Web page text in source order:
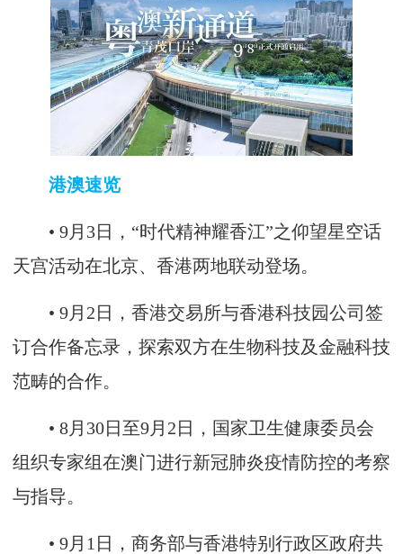
港澳速览
• 9月3日，“时代精神耀香江”之仰望星空话
天宫活动在北京、香港两地联动登场。
• 9月2日，香港交易所与香港科技园公司签
订合作备忘录，探索双方在生物科技及金融科技
范畴的合作。
• 8月30日至9月2日，国家卫生健康委员会
组织专家组在澳门进行新冠肺炎疫情防控的考察
与指导。
• 9月1日，商务部与香港特别行政区政府共